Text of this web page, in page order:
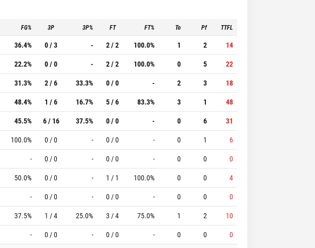
FG% 3P 3P% FT FT% To Pf TTFL
36.4% 0 / 3 - 2 / 2 100.0% 1 2
14
22.2% 0 / 0 - 2 / 2 100.0% 0 5
22
31.3% 2 / 6 33.3% 0 / 0 - 2 3
18
48.4% 1 / 6 16.7% 5 / 6 83.3% 3 1
48
45.5% 6 / 16 37.5% 0 / 0 - 0 6
31
100.0% 0 / 0 - 0 / 0 - 0 1
6
- 0 / 0 - 0 / 0 - 0 0
0
50.0% 0 / 0 - 1 / 1 100.0% 0 0
4
- 0 / 0 - 0 / 0 - 0 0
0
37.5% 1 / 4 25.0% 3 / 4 75.0% 1 2
10
- 0 / 0 - 0 / 0 - 0 0
0